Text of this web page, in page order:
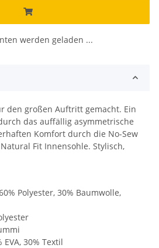
werden geladen ...
den großen Auftritt gemacht. Ein
das auffällig asymmetrische
Komfort durch die No-Sew
Fit Innensohle. Stylisch,
Polyester, 30% Baumwolle,
EVA, 30% Textil